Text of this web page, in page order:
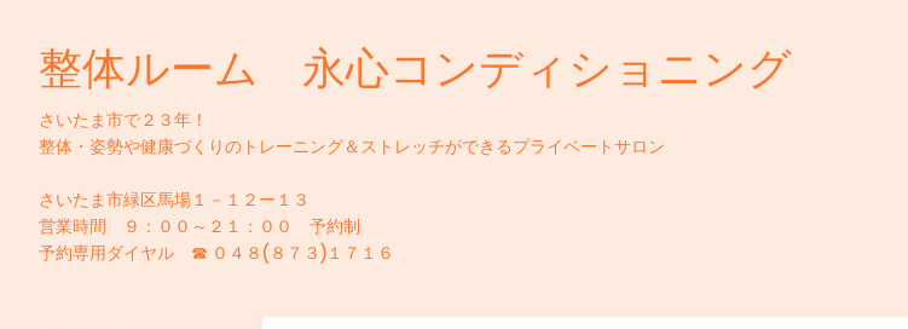
整体ルーム 永心コンディショニング
さいたま市で２３年！
整体・姿勢や健康づくりのトレーニング＆ストレッチができるプライベートサロン
さいたま市緑区馬場１－１２ー１３
営業時間 ９：００～２１：００ 予約制
予約専用ダイヤル ☎ ０４８(８７３)１７１６